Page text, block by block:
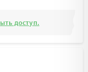
доступ.